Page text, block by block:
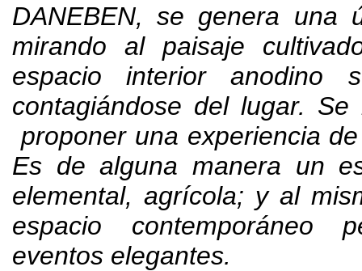
DANEBEN,se genera una
mirando al paisaje
espacio interior anodino
contagiándose del lugar. Se
proponer una experiencia
Es de alguna manera un
elemental, agrícola; y al
espacio contemporáneo
eventos elegantes.